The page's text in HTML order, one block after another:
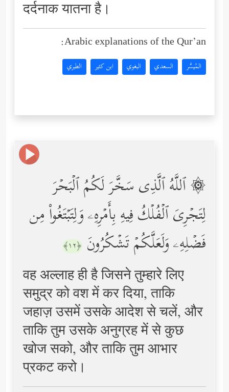
दर्दनाक यातना है।
Arabic explanations of the Qur’an:
المُيسَّر السعدي البغوي ابن كثير الطبري
۞ ٱللَّهُ ٱلَّذِی سَخَّرَ لَكُمُ ٱلۡبَحۡرَ
لِتَجۡرِیَ ٱلۡفُلۡكُ فِیهِ بِأَمۡرِهِۦ وَلِتَبۡتَغُواْ مِن
فَضۡلِهِۦ وَلَعَلَّكُمۡ تَشۡكُرُونَ ﴿١٢﴾
वह अल्लाह ही है जिसने तुम्हारे लिए
समुद्र को वश में कर दिया, ताकि
जहाज़ उसमें उसके आदेश से चलें, और
ताकि तुम उसके अनुग्रह में से कुछ
खोज सको, और ताकि तुम आभार
प्रकट करो।